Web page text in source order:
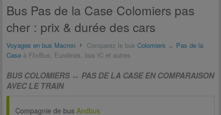
Bus Pas de la Case Colomiers pas
cher : prix & durée des cars
Voyages en bus Macron Comparez le bus Colomiers ↔ Pas de la
Case à FlixBus, Eurolines, bus IC et autres
BUS COLOMIERS ↔ PAS DE LA CASE EN COMPARAISON
AVEC LE TRAIN
Compagnie de bus Andbus